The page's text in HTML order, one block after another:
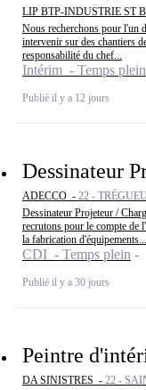
LIP BTP-INDUSTRIE ST
Nous recherchons pour l'un
intervenir sur des chantiers
responsabilité du chef...
Intérim - Temps plein
Publié il y a 12 jours
Dessinateur
ADECCO - 22 -
Dessinateur Projeteur /
recrutons pour le compte de
la fabrication d'équipements...
CDI - Temps plein
Publié il y a 30 jours
Peintre
DA SINISTRES - 22 -